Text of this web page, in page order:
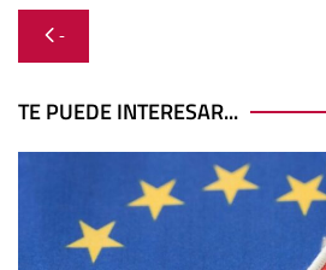
Navegación
de
entradas
-
TE PUEDE INTERESAR...